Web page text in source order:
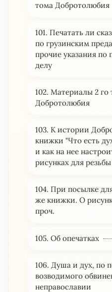
тома Добротолюбия
101. Печатать ли
по грузинским
прочие указания по
делу
102. Материалы 2 го
Добротолюбия
103. К истории
книжки "Что есть
и как на нее
рисунках для
104. При посылке
же книжки. О
проч.
105. Об опечатках
106. Душа и дух, по
возводимого
неправославии